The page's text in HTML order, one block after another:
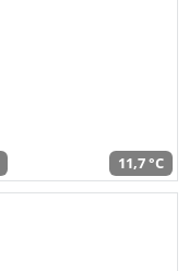
11,7 °C